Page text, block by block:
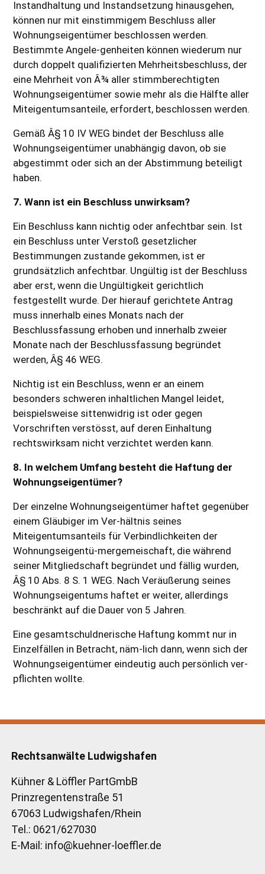
Instandhaltung und Instandsetzung hinausgehen,
können nur mit einstimmigem Beschluss aller
Wohnungseigentümer beschlossen werden.
Bestimmte Angele-genheiten können wiederum nur
durch doppelt qualifizierten Mehrheitsbeschluss, der
eine Mehrheit von Â¾ aller stimmberechtigten
Wohnungseigentümer sowie mehr als die Hälfte aller
Miteigentumsanteile, erfordert, beschlossen werden.
Gemäß Â§ 10 IV WEG bindet der Beschluss alle
Wohnungseigentümer unabhängig davon, ob sie
abgestimmt oder sich an der Abstimmung beteiligt
haben.
7. Wann ist ein Beschluss unwirksam?
Ein Beschluss kann nichtig oder anfechtbar sein. Ist
ein Beschluss unter Verstoß gesetzlicher
Bestimmungen zustande gekommen, ist er
grundsätzlich anfechtbar. Ungültig ist der Beschluss
aber erst, wenn die Ungültigkeit gerichtlich
festgestellt wurde. Der hierauf gerichtete Antrag
muss innerhalb eines Monats nach der
Beschlussfassung erhoben und innerhalb zweier
Monate nach der Beschlussfassung begründet
werden, Â§ 46 WEG.
Nichtig ist ein Beschluss, wenn er an einem
besonders schweren inhaltlichen Mangel leidet,
beispielsweise sittenwidrig ist oder gegen
Vorschriften verstösst, auf deren Einhaltung
rechtswirksam nicht verzichtet werden kann.
8. In welchem Umfang besteht die Haftung der
Wohnungseigentümer?
Der einzelne Wohnungseigentümer haftet gegenüber
einem Gläubiger im Ver-hältnis seines
Miteigentumsanteils für Verbindlichkeiten der
Wohnungseigentü-mergemeischaft, die während
seiner Mitgliedschaft begründet und fällig wurden,
Â§ 10 Abs. 8 S. 1 WEG. Nach Veräußerung seines
Wohnungseigentums haftet er weiter, allerdings
beschränkt auf die Dauer von 5 Jahren.
Eine gesamtschuldnerische Haftung kommt nur in
Einzelfällen in Betracht, näm-lich dann, wenn sich der
Wohnungseigentümer eindeutig auch persönlich ver-
pflichten wollte.
Rechtsanwälte Ludwigshafen
Kühner & Löffler PartGmbB
Prinzregentenstraße 51
67063 Ludwigshafen/Rhein
Tel.: 0621/627030
E-Mail: info@kuehner-loeffler.de